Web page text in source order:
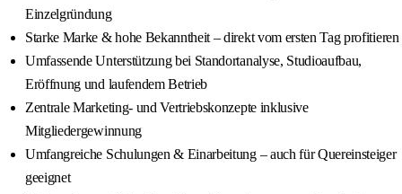
Einzelgründung
Starke Marke & hohe Bekanntheit – direkt vom ersten Tag profitieren
Umfassende Unterstützung bei Standortanalyse, Studioaufbau,
Eröffnung und laufendem Betrieb
Zentrale Marketing- und Vertriebskonzepte inklusive
Mitgliedergewinnung
Umfangreiche Schulungen & Einarbeitung – auch für Quereinsteiger
geeignet